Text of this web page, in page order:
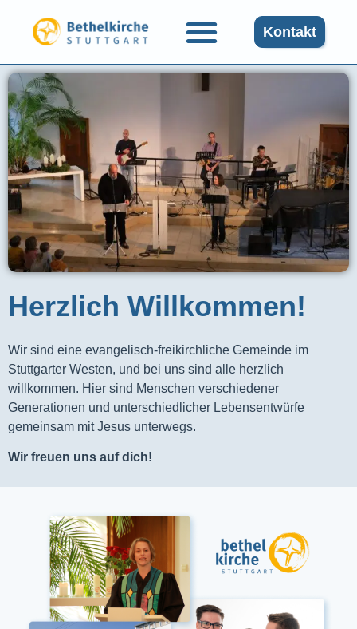
Kontakt
Herzlich Willkommen!
Wir sind eine evangelisch-freikirchliche Gemeinde im
Stuttgarter Westen, und bei uns sind alle herzlich
willkommen. Hier sind Menschen verschiedener
Generationen und unterschiedlicher Lebensentwürfe
gemeinsam mit Jesus unterwegs.
Wir freuen uns auf dich!